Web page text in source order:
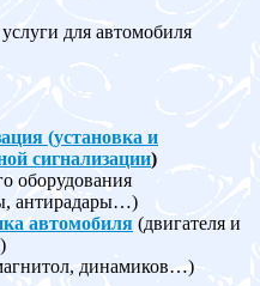
для автомобиля
(установка и
сигнализации)
оборудования
антирадары…)
автомобиля (двигателя и
динамиков…)